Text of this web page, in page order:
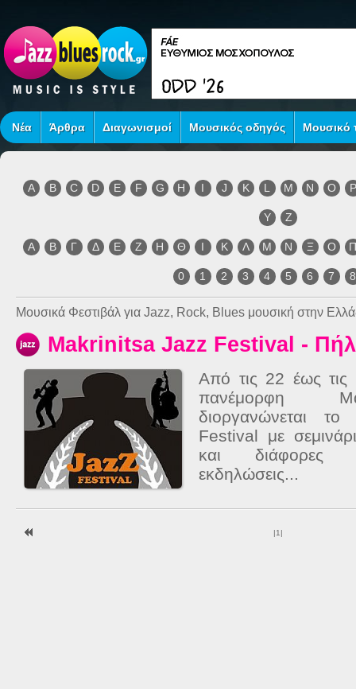
Νέα Άρθρα Διαγωνισμοί Μουσικός οδηγός Μουσικό
A B C D E F G H I J K L M N O P
Y Z
Α Β Γ Δ Ε Ζ Η Θ Ι Κ Λ Μ Ν Ξ Ο
0 1 2 3 4 5 6 7 8
Μουσικά Φεστιβάλ για Jazz, Rock, Blues μουσική στην
Makrinitsa Jazz Festival -
Από τις 22 έως
πανέμορφη
διοργανώνεται
Festival με
και διάφορες
εκδηλώσεις...
|1 |